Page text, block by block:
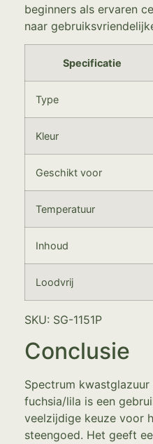
beginners als ervaren
naar
Specificatie
Type
Kleur
Geschikt voor
Temperatuur
Inhoud
Loodvrij
SKU: SG-1151P
Conclusie
Spectrum
fuchsia/lila is een
veelzijdige keuze voor
steengoed. Het geeft